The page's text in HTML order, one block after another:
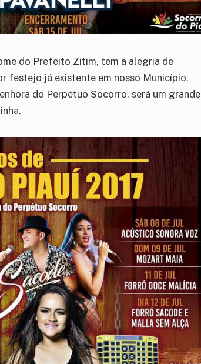
do Prefeito Zitim, tem a alegria de
festejo já existente em nosso Município,
do Perpétuo Socorro, será um grande